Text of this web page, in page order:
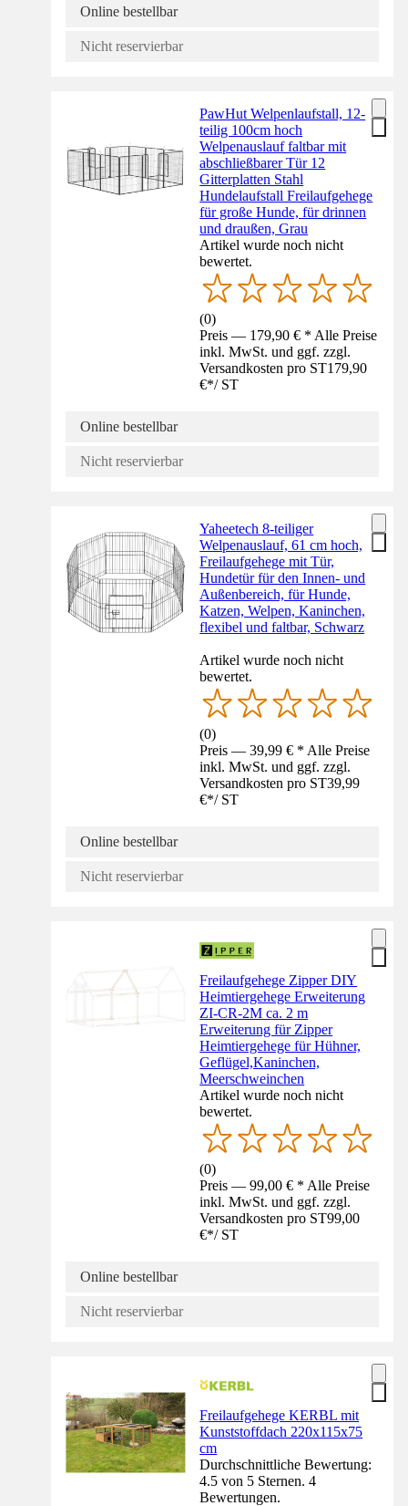
Online bestellbar
Nicht reservierbar
PawHut Welpenlaufstall, 12-
teilig 100cm hoch
Welpenauslauf faltbar mit
abschließbarer Tür 12
Gitterplatten Stahl
Hundelaufstall Freilaufgehege
für große Hunde, für drinnen
und draußen, Grau
Artikel wurde noch nicht
bewertet.
(0)
Preis — 179,90 € * Alle Preise
inkl. MwSt. und ggf. zzgl.
Versandkosten pro ST179,90
€*/ ST
Online bestellbar
Nicht reservierbar
Yaheetech 8-teiliger
Welpenauslauf, 61 cm hoch,
Freilaufgehege mit Tür,
Hundetür für den Innen- und
Außenbereich, für Hunde,
Katzen, Welpen, Kaninchen,
flexibel und faltbar, Schwarz
Artikel wurde noch nicht
bewertet.
(0)
Preis — 39,99 € * Alle Preise
inkl. MwSt. und ggf. zzgl.
Versandkosten pro ST39,99
€*/ ST
Online bestellbar
Nicht reservierbar
Freilaufgehege Zipper DIY
Heimtiergehege Erweiterung
ZI-CR-2M ca. 2 m
Erweiterung für Zipper
Heimtiergehege für Hühner,
Geflügel,Kaninchen,
Meerschweinchen
Artikel wurde noch nicht
bewertet.
(0)
Preis — 99,00 € * Alle Preise
inkl. MwSt. und ggf. zzgl.
Versandkosten pro ST99,00
€*/ ST
Online bestellbar
Nicht reservierbar
Freilaufgehege KERBL mit
Kunststoffdach 220x115x75
cm
Durchschnittliche Bewertung:
4.5 von 5 Sternen. 4
Bewertungen.